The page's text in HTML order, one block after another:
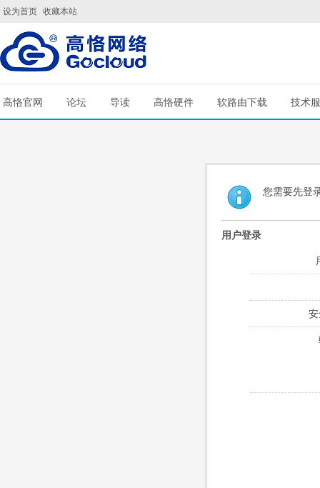
设为首页 收藏本站
高恪官网 论坛 导读 高恪硬件 软路由下载 技术
您需要先登
用户登录